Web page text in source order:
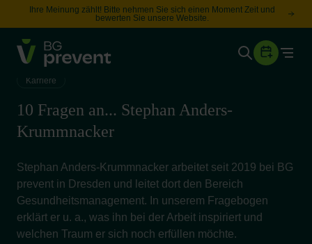
Ihre Meinung zählt! Bitte nehmen Sie sich einen Moment Zeit und
bewerten Sie unsere Website.
Gesundheit
Karriere
Unternehmen
Wissen
Suche
Karriere
10 Fragen an... Stephan Anders-
Krummnacker
Stephan Anders-Krummnacker arbeitet seit 2019 bei BG
prevent in Dresden und leitet dort den Bereich
Gesundheitsmanagement. In unserem Fragebogen
erklärt er u. a., was ihn bei der Arbeit inspiriert und
welchen Traum er sich noch erfüllen möchte.